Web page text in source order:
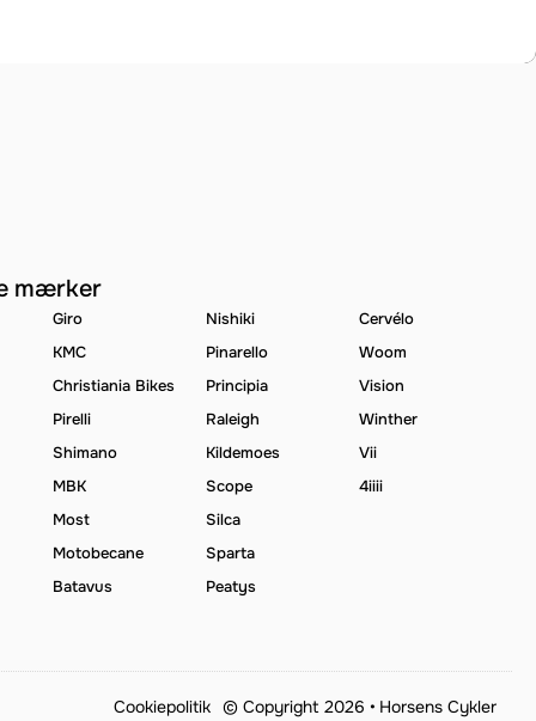
mærker
Giro
KMC
Christiania Bikes
Pirelli
Shimano
MBK
Most
Motobecane
Batavus
Nishiki
Pinarello
Principia
Raleigh
Kildemoes
Scope
Silca
Sparta
Peatys
Cervélo
Woom
Vision
Winther
Vii
4iiii
Cookiepolitik © Copyright 2026 • Horsens Cykler